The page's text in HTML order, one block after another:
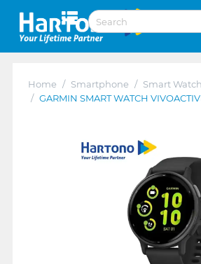
Home / Smartphone / Smart Watch
/ GARMIN SMART WATCH